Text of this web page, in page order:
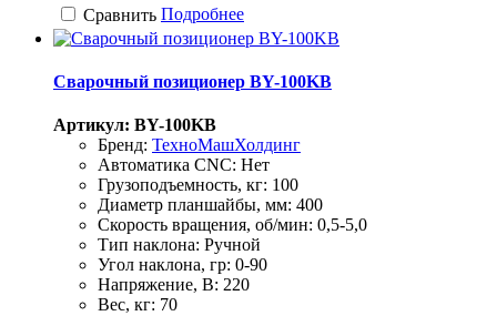
Сравнить Подробнее
Сварочный позиционер BY-100KB
Артикул: BY-100KB
Бренд: ТехноМашХолдинг
Автоматика CNC: Нет
Грузоподъемность, кг: 100
Диаметр планшайбы, мм: 400
Скорость вращения, об/мин: 0,5-5,0
Тип наклона: Ручной
Угол наклона, гр: 0-90
Напряжение, В: 220
Вес, кг: 70